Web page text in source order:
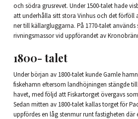
och södra grusrevet. Under 1500-talet hade
att underhålla sitt stora Vinhus och det förföll
ner till källargluggarna. På 1770-talet
rivningsmassor vid uppförandet av
1800- talet
Under början av 1800-talet kunde Gamle
fiskehamn eftersom landhöjningen stängde
havet, med följd att Fiskartorget övergavs
Sedan mitten av 1800-talet kallas torget för
uppfördes en låg stenmur runt fastigheten där